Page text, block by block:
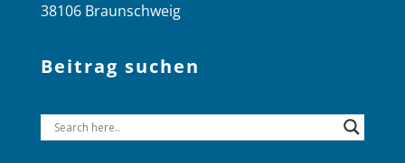
38106 Braunschweig
Beitrag suchen